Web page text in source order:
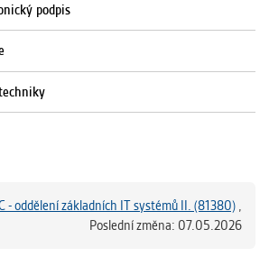
podpis
- oddělení základních IT systémů II. (81380) ,
Poslední změna: 07.05.2026